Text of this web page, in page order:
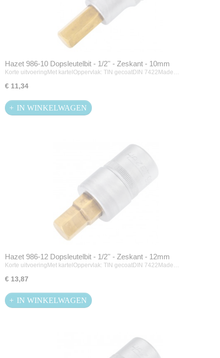
Hazet 986-10 Dopsleutelbit - 1/2'' - Zeskant - 10mm
Korte uitvoeringMet kartelOppervlak: TIN gecoatDIN 7422Made…
€ 11,34
IN WINKELWAGEN
Hazet 986-12 Dopsleutelbit - 1/2'' - Zeskant - 12mm
Korte uitvoeringMet kartelOppervlak: TIN gecoatDIN 7422Made…
€ 13,87
IN WINKELWAGEN